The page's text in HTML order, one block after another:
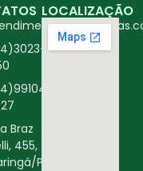
Braz
455,
PR
LOCALIZAÇÃO